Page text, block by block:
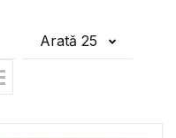
Arată 25